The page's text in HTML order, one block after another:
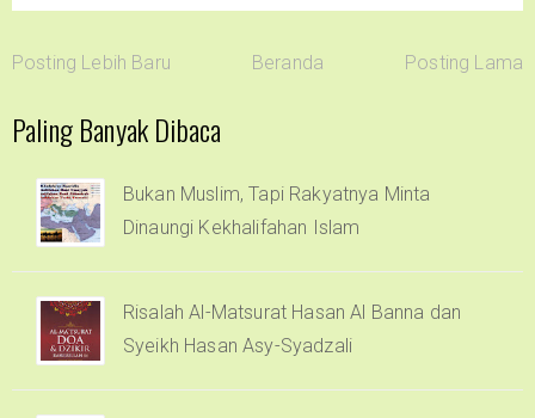
Posting Lebih Baru Beranda Posting Lama
Paling Banyak Dibaca
Bukan Muslim, Tapi Rakyatnya Minta
Dinaungi Kekhalifahan Islam
Risalah Al-Matsurat Hasan Al Banna dan
Syeikh Hasan Asy-Syadzali